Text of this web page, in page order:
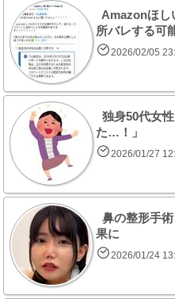
Amazonほし
所バレする可
2026/02/05
独身50代女
た…！」
2026/01/27
鼻の整形手
果に
2026/01/24